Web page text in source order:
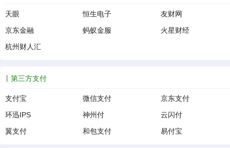
天眼 恒生电子
友财网
京东金融
蚂蚁金服
火星财经
杭州财人汇
第三方支付
支付宝 微信支付
京东支付
环迅IPS
神州付
云闪付
翼支付
和包支付 易付宝